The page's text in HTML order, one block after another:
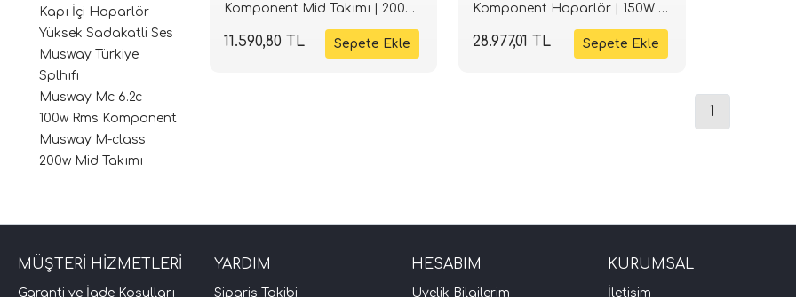
Kapı İçi Hoparlör
Yüksek Sadakatli Ses
Musway Türkiye
Splhıfı
Musway Mc 6.2c
100w Rms Komponent
Musway M-class
200w Mid Takımı
Komponent Mid Takımı | 200W
4 Ohm | SPLHIFI
11.590,80 TL
Komponent Hoparlör | 150W 4
28.977,01 TL
1
MÜŞTERİ HİZMETLERİ
Garanti ve İade Koşulları
YARDIM
Sipariş Takibi
HESABIM
Üyelik Bilgilerim
KURUMSAL
İletişim